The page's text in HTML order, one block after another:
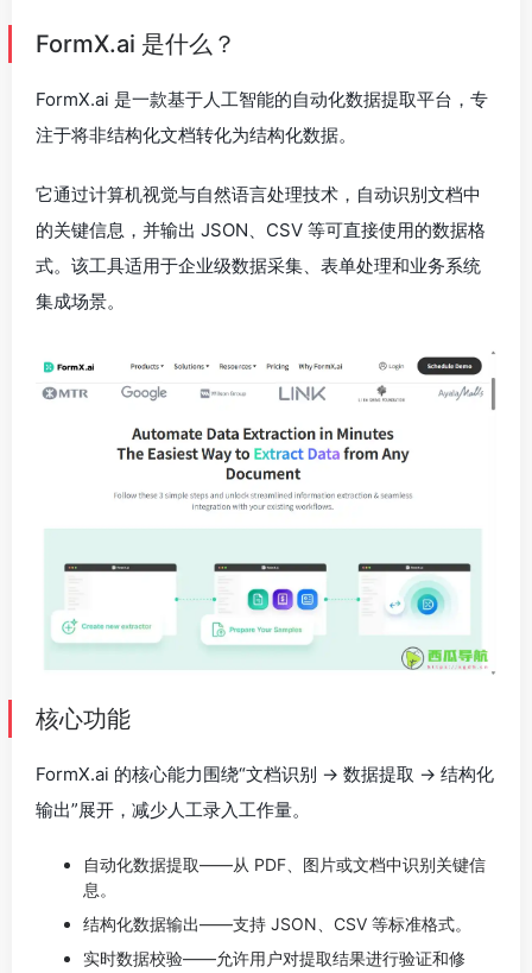
FormX.ai 是什么？
FormX.ai 是一款基于人工智能的自动化数据提取平台，专
注于将非结构化文档转化为结构化数据。
它通过计算机视觉与自然语言处理技术，自动识别文档中
的关键信息，并输出 JSON、CSV 等可直接使用的数据格
式。该工具适用于企业级数据采集、表单处理和业务系统
集成场景。
核心功能
FormX.ai 的核心能力围绕“文档识别 → 数据提取 → 结构化
输出”展开，减少人工录入工作量。
自动化数据提取——从 PDF、图片或文档中识别关键信
息。
结构化数据输出——支持 JSON、CSV 等标准格式。
实时数据校验——允许用户对提取结果进行验证和修